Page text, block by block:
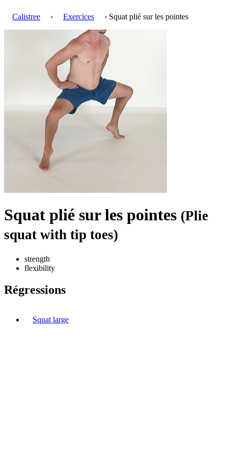
Calistree › Exercices › Squat plié sur les pointes
Squat plié sur les pointes (Plie
squat with tip toes)
strength
flexibility
Régressions
Squat large